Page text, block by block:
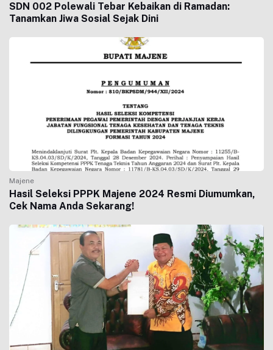
SDN 002 Polewali Tebar Kebaikan di Ramadan:
Tanamkan Jiwa Sosial Sejak Dini
Majene
Hasil Seleksi PPPK Majene 2024 Resmi Diumumkan,
Cek Nama Anda Sekarang!